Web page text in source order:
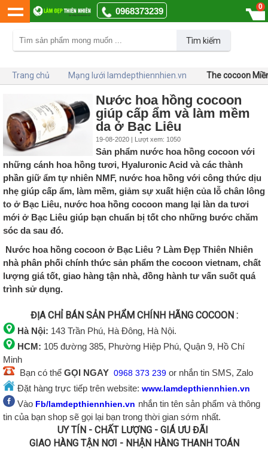
0968373239 0
Tìm kiếm
Trang chủ Mạng lưới lamdepthiennhien.vn The cocoon
Nước hoa hồng cocoon
giúp cấp ẩm và làm mềm
da ở Bạc Liêu
19-08-2020 | Lượt xem: 1050
Sản phẩm nước hoa hồng cocoon với
những cánh hoa hồng tươi, Hyaluronic Acid và các thành
phần giữ ẩm tự nhiên NMF, nước hoa hồng với công thức dịu
nhẹ giúp cấp ẩm, làm mềm, giảm sự xuất hiện của lỗ chân lông
to ở Bạc Liêu, nước hoa hồng cocoon mang lại làn da tươi
mới ở Bạc Liêu giúp bạn chuẩn bị tốt cho những bước chăm
sóc da sau đó.
Nước hoa hồng cocoon ở Bạc Liêu ? Làm Đẹp Thiên Nhiên
nhà phân phối chính thức sản phẩm the cocoon vietnam, chất
lượng giá tốt, giao hàng tận nhà, đồng hành tư vấn suốt quá
trình sử dụng.
ĐỊA CHỈ BÁN SẢN PHẨM CHÍNH HÃNG COCOON :
Hà Nội: 143 Trần Phú, Hà Đông, Hà Nội.
HCM: 105 đường 385, Phường Hiệp Phú, Quận 9, Hồ Chí
Minh
Bạn có thể GỌI NGAY 0968 373 239 or nhắn tin SMS, Zalo
Đặt hàng trực tiếp trên website: www.lamdepthiennhien.vn
Vào Fb/lamdepthiennhien.vn nhắn tin tên sản phẩm và thông
tin của bạn shop sẽ gọi lại bạn trong thời gian sớm nhất.
UY TÍN - CHẤT LƯỢNG - GIÁ ƯU ĐÃI
GIAO HÀNG TẬN NƠI - NHẬN HÀNG THANH TOÁN